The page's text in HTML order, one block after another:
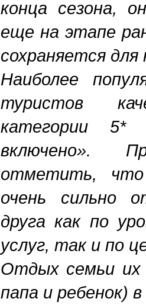
конца сезона,
еще на этапе
сохраняется для
Наиболее
туристов
категории
включено».
отметить,
очень сильно
друга как по
услуг, так и по
Отдых семьи их
папа и ребенок)